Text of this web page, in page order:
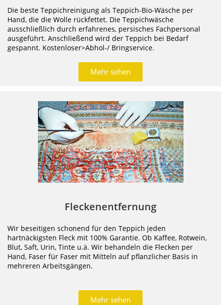
Die beste Teppichreinigung als Teppich-Bio-Wäsche per
Hand, die die Wolle rückfettet. Die Teppichwäsche
ausschließlich durch erfahrenes, persisches Fachpersonal
ausgeführt. Anschließend wird der Teppich bei Bedarf
gespannt. Kostenloser>Abhol-/ Bringservice.
Mehr sehen
Fleckenentfernung
Wir beseitigen schonend für den Teppich jeden
hartnäckigsten Fleck mit 100% Garantie. Ob Kaffee, Rotwein,
Blut, Saft, Urin, Tinte u.ä. Wir behandeln die Flecken per
Hand, Faser für Faser mit Mitteln auf pflanzlicher Basis in
mehreren Arbeitsgängen.
Mehr sehen